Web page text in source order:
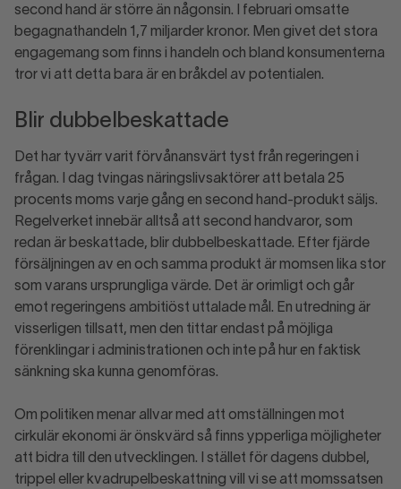
second hand är större än någonsin. I februari omsatte
begagnathandeln 1,7 miljarder kronor. Men givet det stora
engagemang som finns i handeln och bland konsumenterna
tror vi att detta bara är en bråkdel av potentialen.
Blir dubbelbeskattade
Det har tyvärr varit förvånansvärt tyst från regeringen i
frågan. I dag tvingas näringslivsaktörer att betala 25
procents moms varje gång en second hand-produkt säljs.
Regelverket innebär alltså att second handvaror, som
redan är beskattade, blir dubbelbeskattade. Efter fjärde
försäljningen av en och samma produkt är momsen lika stor
som varans ursprungliga värde. Det är orimligt och går
emot regeringens ambitiöst uttalade mål. En utredning är
visserligen tillsatt, men den tittar endast på möjliga
förenklingar i administrationen och inte på hur en faktisk
sänkning ska kunna genomföras.
Om politiken menar allvar med att omställningen mot
cirkulär ekonomi är önskvärd så finns ypperliga möjligheter
att bidra till den utvecklingen. I stället för dagens dubbel,
trippel eller kvadrupelbeskattning vill vi se att momssatsen